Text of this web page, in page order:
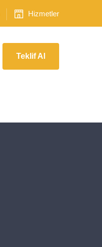
Hizmetler
Teklif Al